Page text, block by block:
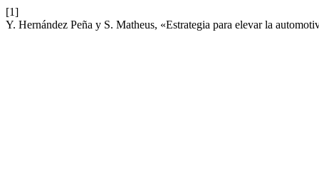
[1]
Y. Hernández Peña y S. Matheus, «Estrategia para elevar la